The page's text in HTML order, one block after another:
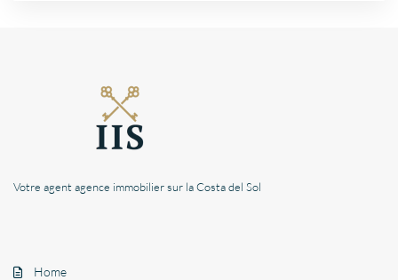
Votre agent agence immobilier sur la Costa del Sol
Home